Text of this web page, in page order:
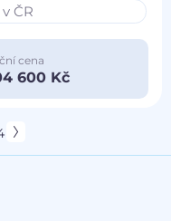
ČR
cena
600 Kč